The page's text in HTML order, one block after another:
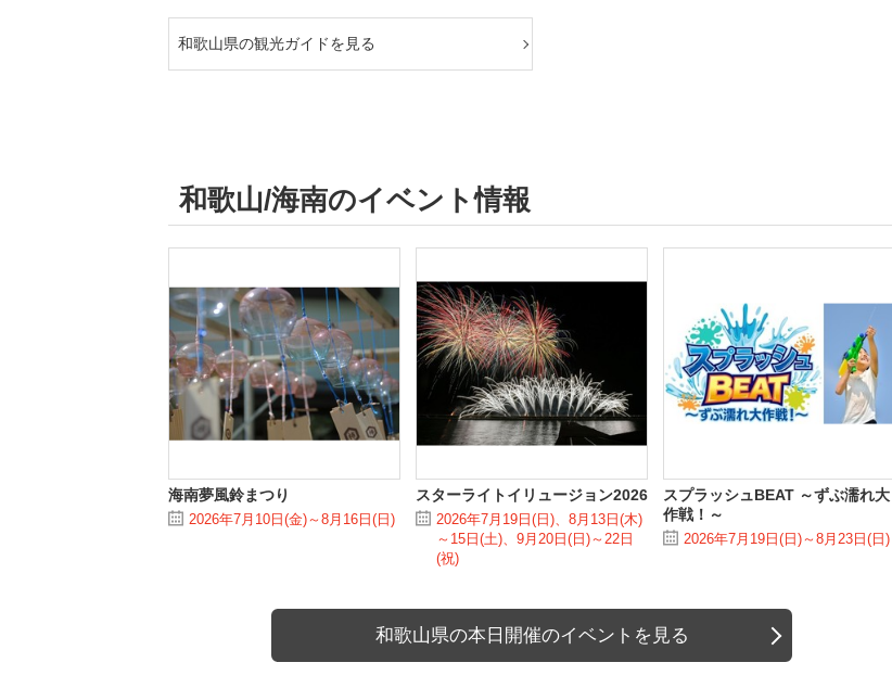
和歌山県の観光ガイドを見る
和歌山/海南のイベント情報
海南夢風鈴まつり
2026年7月10日(金)～8月16日(日)
スターライトイリュージョン2026
2026年7月19日(日)、8月13日(木)
～15日(土)、9月20日(日)～22日
(祝)
スプラッシュBEAT ～ずぶ濡れ大
作戦！～
2026年7月19日(日)～8月23日(日)
和歌山県の本日開催のイベントを見る